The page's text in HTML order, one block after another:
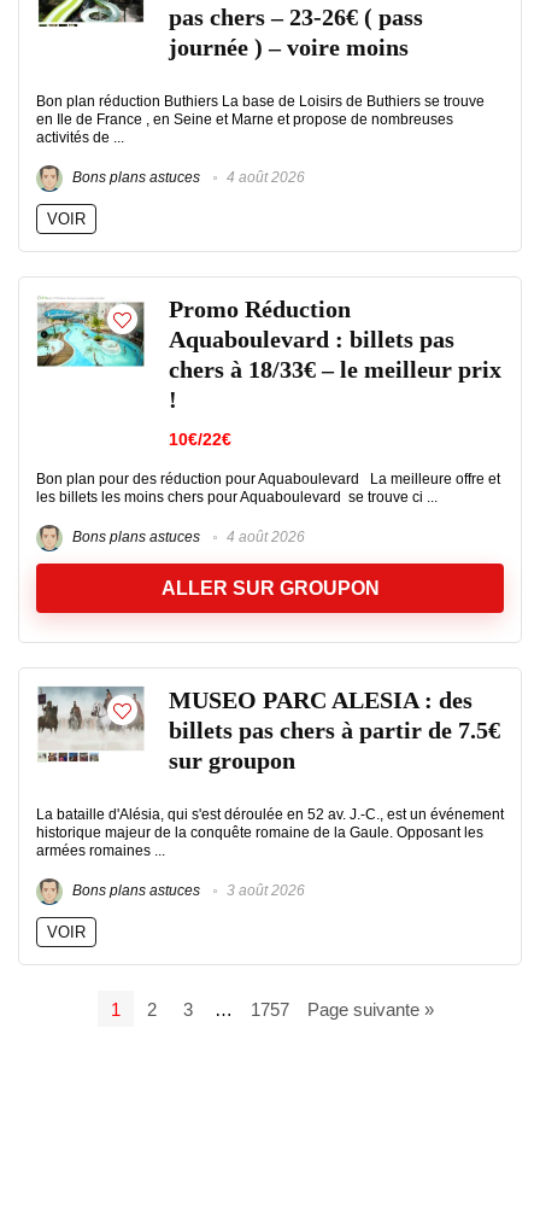
pas chers – 23-26€ ( pass
journée ) – voire moins
Bon plan réduction Buthiers La base de Loisirs de Buthiers se trouve
en Ile de France , en Seine et Marne et propose de nombreuses
activités de ...
Bons plans astuces 4 août 2026
VOIR
Promo Réduction
Aquaboulevard : billets pas
chers à 18/33€ – le meilleur prix
!
10€/22€
Bon plan pour des réduction pour Aquaboulevard La meilleure offre et
les billets les moins chers pour Aquaboulevard se trouve ci ...
Bons plans astuces 4 août 2026
ALLER SUR GROUPON
MUSEO PARC ALESIA : des
billets pas chers à partir de 7.5€
sur groupon
La bataille d'Alésia, qui s'est déroulée en 52 av. J.-C., est un événement
historique majeur de la conquête romaine de la Gaule. Opposant les
armées romaines ...
Bons plans astuces 3 août 2026
VOIR
1 2 3 … 1757 Page suivante »